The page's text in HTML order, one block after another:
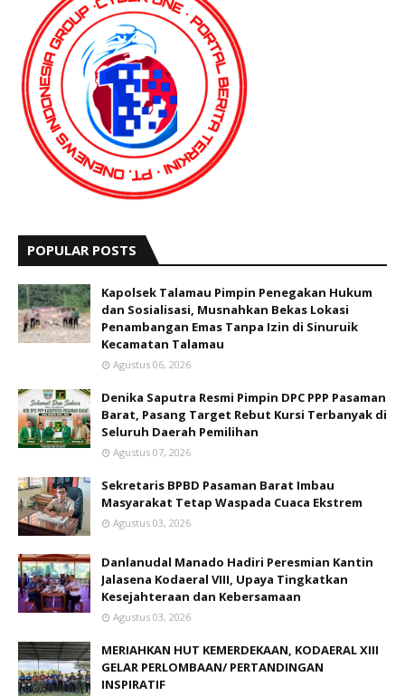
POPULAR POSTS
Kapolsek Talamau Pimpin Penegakan Hukum
dan Sosialisasi, Musnahkan Bekas Lokasi
Penambangan Emas Tanpa Izin di Sinuruik
Kecamatan Talamau
Agustus 06, 2026
Denika Saputra Resmi Pimpin DPC PPP Pasaman
Barat, Pasang Target Rebut Kursi Terbanyak di
Seluruh Daerah Pemilihan
Agustus 07, 2026
Sekretaris BPBD Pasaman Barat Imbau
Masyarakat Tetap Waspada Cuaca Ekstrem
Agustus 03, 2026
Danlanudal Manado Hadiri Peresmian Kantin
Jalasena Kodaeral VIII, Upaya Tingkatkan
Kesejahteraan dan Kebersamaan
Agustus 03, 2026
MERIAHKAN HUT KEMERDEKAAN, KODAERAL XIII
GELAR PERLOMBAAN/ PERTANDINGAN
INSPIRATIF